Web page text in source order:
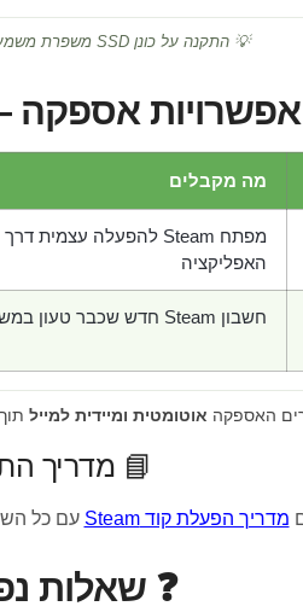
💡 התקנה על כונן SSD משפרת משמעותית את זמני הטעינה.
אפשרויות
מה מקבלים
מפתח Steam להפעלה עצמית דרך
האפליקציה
חשבון Steam חדש שכבר טעון במשחק
האספקה אוטומטית ומיידית למייל
📘 מדריך
מדריך הפעלת קוד Steam עם כל
❓ שאלות